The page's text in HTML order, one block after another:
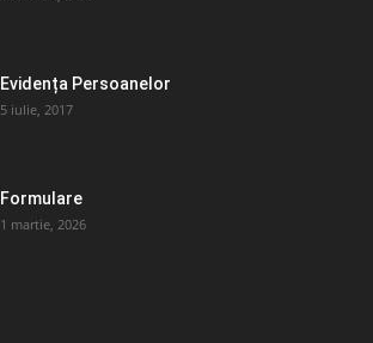
Evidența Persoanelor
5 iulie, 2017
Formulare
1 martie, 2026